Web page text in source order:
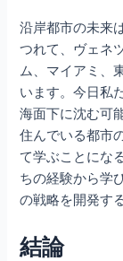
沿岸都市の未来
つれて、ヴェネ
ム、マイアミ、
います。今日私
海面下に沈む可
住んでいる都市
て学ぶことにな
ちの経験から学
の戦略を開発す
結論